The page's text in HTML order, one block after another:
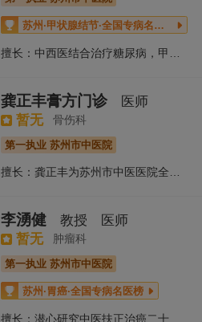
苏州·甲状腺结节·全国专病名医榜 
龚正丰膏方门诊
医师
暂无
骨伤科
第一执业 苏州市中医院
李湧健 教授
医师
暂无
肿瘤科
第一执业 苏州市中医院
苏州·胃癌·全国专病名医榜 